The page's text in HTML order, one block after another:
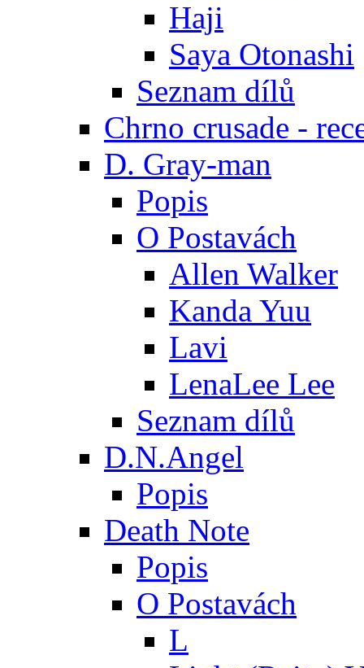
Haji
Saya Otonashi
Seznam dílů
Chrno crusade -
D. Gray-man
Popis
O Postavách
Allen Walker
Kanda Yuu
Lavi
LenaLee Lee
Seznam dílů
D.N.Angel
Popis
Death Note
Popis
O Postavách
L